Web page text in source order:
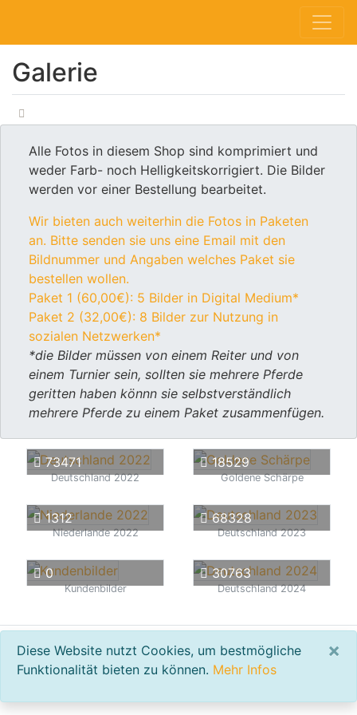
Galerie
Alle Fotos in diesem Shop sind komprimiert und
weder Farb- noch Helligkeitskorrigiert. Die Bilder
werden vor einer Bestellung bearbeitet.
Wir bieten auch weiterhin die Fotos in Paketen
an. Bitte senden sie uns eine Email mit den
Bildnummer und Angaben welches Paket sie
bestellen wollen.
Paket 1 (60,00€): 5 Bilder in Digital Medium*
Paket 2 (32,00€): 8 Bilder zur Nutzung in
sozialen Netzwerken*
*die Bilder müssen von einem Reiter und von
einem Turnier sein, sollten sie mehrere Pferde
geritten haben könnn sie selbstverständlich
mehrere Pferde zu einem Paket zusammenfügen.
73471
Deutschland 2022
18529
Goldene Schärpe
1312
Niederlande 2022
68328
Deutschland 2023
0
Kundenbilder
30763
Deutschland 2024
Diese Website nutzt Cookies, um bestmögliche
Funktionalität bieten zu können. Mehr Infos
×
AGB Impressum Kontakt